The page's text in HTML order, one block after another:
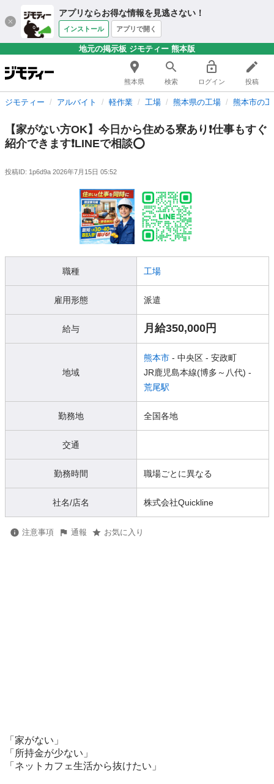
アプリならお得な情報を見逃さない！
インストール アプリで開く
地元の掲示板 ジモティー 熊本版
熊本県 検索 ログイン 投稿
ジモティー アルバイト 軽作業 工場 熊本県の工場 熊本市の
【家がない方OK】今日から住める寮あり❗️仕事もすぐ
紹介できます❗️LINEで相談⭕️
投稿ID: 1p6d9a 2026年7月15日 05:52
職種 工場
雇用形態 派遣
給与 月給350,000円
地域
熊本市 - 中央区 - 安政町
JR鹿児島本線(博多～八代) -
荒尾駅
勤務地 全国各地
交通
勤務時間 職場ごとに異なる
社名/店名 株式会社Quickline
注意事項 通報 お気に入り
「家がない」
「所持金が少ない」
「ネットカフェ生活から抜けたい」